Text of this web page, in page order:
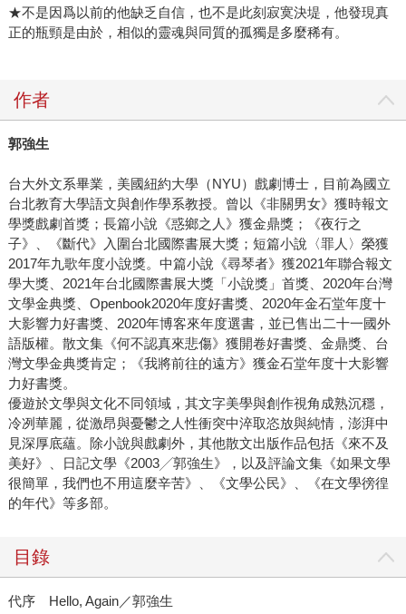
★不是因爲以前的他缺乏自信，也不是此刻寂寞決堤，他發現真
正的瓶頸是由於，相似的靈魂與同質的孤獨是多麼稀有。
作者
郭強生
台大外文系畢業，美國紐約大學（NYU）戲劇博士，目前為國立
台北教育大學語文與創作學系教授。曾以《非關男女》獲時報文
學獎戲劇首獎；長篇小說《惑鄉之人》獲金鼎獎；《夜行之
子》、《斷代》入圍台北國際書展大獎；短篇小說〈罪人〉榮獲
2017年九歌年度小說獎。中篇小說《尋琴者》獲2021年聯合報文
學大獎、2021年台北國際書展大獎「小說獎」首獎、2020年台灣
文學金典獎、Openbook2020年度好書獎、2020年金石堂年度十
大影響力好書獎、2020年博客來年度選書，並已售出二十一國外
語版權。散文集《何不認真來悲傷》獲開卷好書獎、金鼎獎、台
灣文學金典獎肯定；《我將前往的遠方》獲金石堂年度十大影響
力好書獎。
優遊於文學與文化不同領域，其文字美學與創作視角成熟沉穩，
冷冽華麗，從激昂與憂鬱之人性衝突中淬取恣放與純情，澎湃中
見深厚底蘊。除小說與戲劇外，其他散文出版作品包括《來不及
美好》、日記文學《2003╱郭強生》，以及評論文集《如果文學
很簡單，我們也不用這麼辛苦》、《文學公民》、《在文學徬徨
的年代》等多部。
目錄
代序 Hello, Again／郭強生